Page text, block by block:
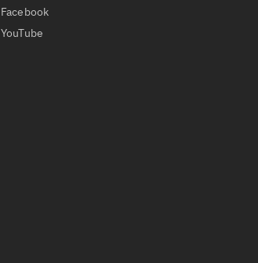
Facebook
YouTube